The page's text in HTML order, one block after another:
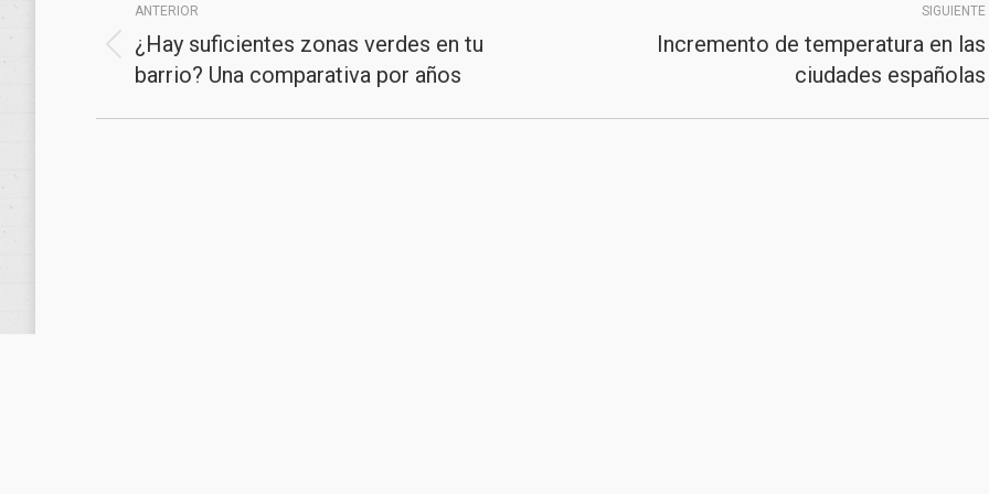
entre
publicaciones
ANTERIOR
Publicación
anterior:
¿Hay suficientes zonas verdes en tu
barrio? Una comparativa por años
SIGUIENTE
PublicaciónIncremento de temperatura en las
ciudades españolas